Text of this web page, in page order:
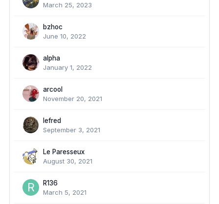
March 25, 2023
bzhoc
June 10, 2022
alpha
January 1, 2022
arcool
November 20, 2021
lefred
September 3, 2021
Le Paresseux
August 30, 2021
R136
March 5, 2021